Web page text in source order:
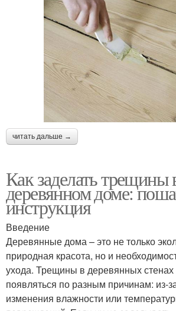
читать дальше →
Как заделать трещины
деревянном доме:
инструкция
Введение
Деревянные дома – это не только
природная красота, но и
ухода. Трещины в деревянных стенах
появляться по разным причинам: из-
изменения влажности или